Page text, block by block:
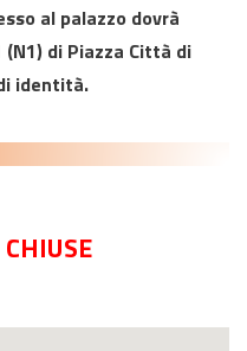
al palazzo dovrà
di Piazza Città di
identità.